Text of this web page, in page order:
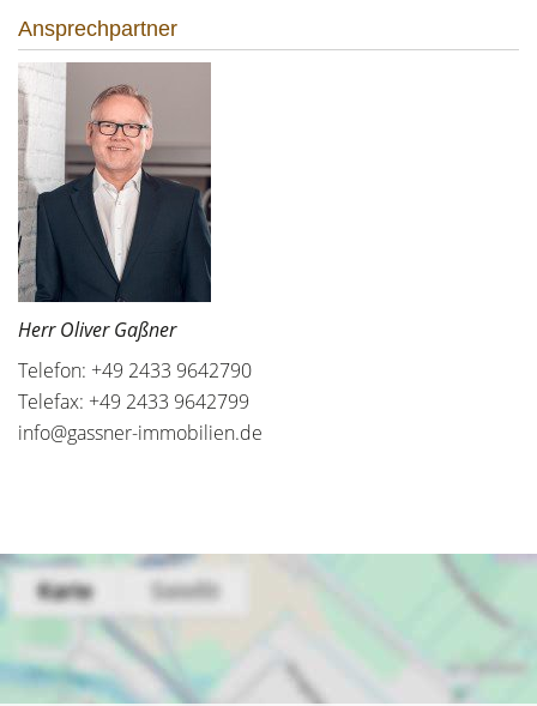
Ansprechpartner
Herr Oliver Gaßner
Telefon: +49 2433 9642790
Telefax: +49 2433 9642799
info@gassner-immobilien.de